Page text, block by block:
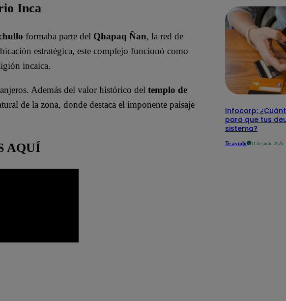
Inca
formaba parte del Qhapaq Ñan, la red de
estratégica, este complejo funcionó como
incaica.
Además del valor histórico del templo de
de la zona, donde destaca el imponente paisaje
AQUÍ
Infocorp:
para que tus
sistema?
Te ayudo 11 de junio 2025